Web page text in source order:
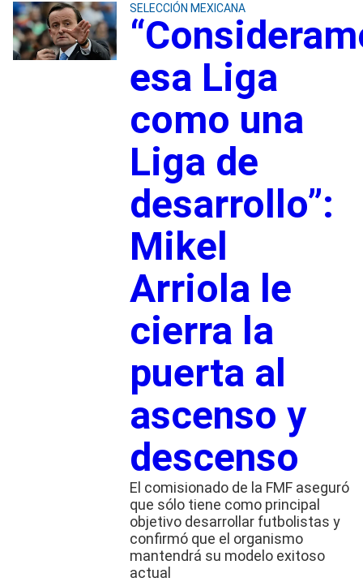
SELECCIÓN MEXICANA
esa Liga
como una
Liga de
desarrollo”:
Mikel
Arriola le
cierra la
puerta al
ascenso y
descenso
El comisionado de la FMF aseguró
que sólo tiene como principal
objetivo desarrollar futbolistas y
confirmó que el organismo
mantendrá su modelo exitoso
actual